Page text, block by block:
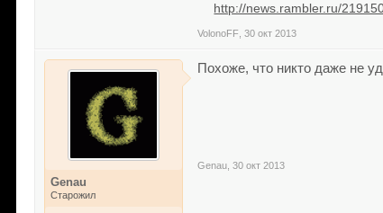
http://news.rambler.ru/
VolonoFF 30 окт 2013
Genau
Старожил
Похоже, что никто даже не
Genau 30 окт 2013